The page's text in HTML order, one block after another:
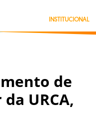
INSTITUCIONAL
de
URCA,